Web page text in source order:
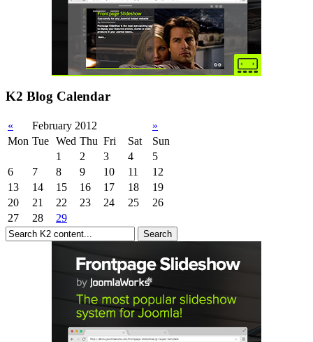
K2 Blog Calendar
« February 2012
»
Mon Tue Wed Thu Fri Sat
Sun
1
2 3 4
5
6
7 8 9 10 11
12
13
14 15 16 17 18
19
20
21 22 23 24 25
26
27
28 29